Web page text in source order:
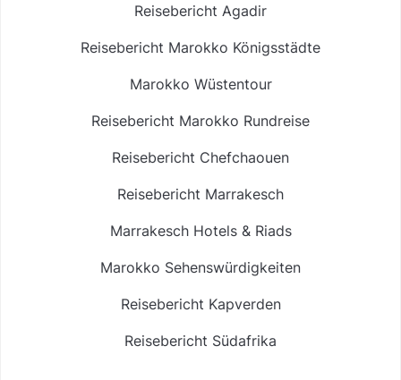
Reisebericht Agadir
Reisebericht Marokko Königsstädte
Marokko Wüstentour
Reisebericht Marokko Rundreise
Reisebericht Chefchaouen
Reisebericht Marrakesch
Marrakesch Hotels & Riads
Marokko Sehenswürdigkeiten
Reisebericht Kapverden
Reisebericht Südafrika